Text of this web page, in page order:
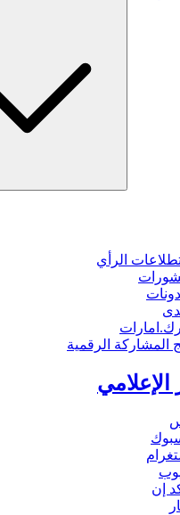
الرأي
المشاركة الرقمية
الإعلامي
إن